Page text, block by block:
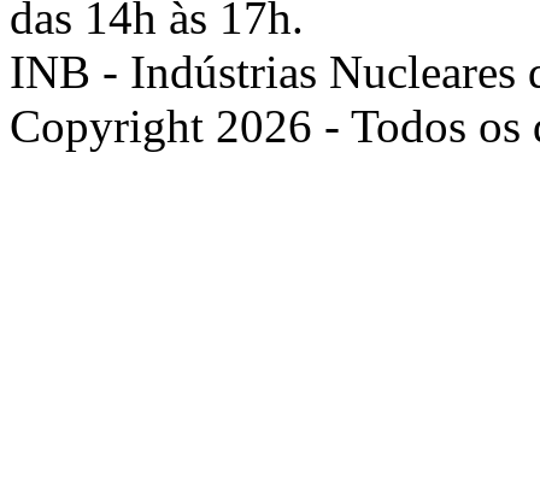
das 14h às 17h.
INB - Indústrias
Copyright 2026 - Todos os